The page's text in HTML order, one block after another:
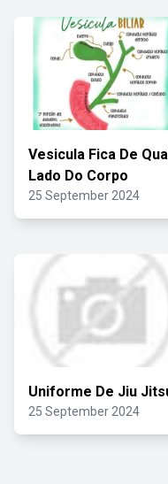
Vesicula Fica De
Lado Do Corpo
25 September 2024
Uniforme De Jiu
25 September 2024